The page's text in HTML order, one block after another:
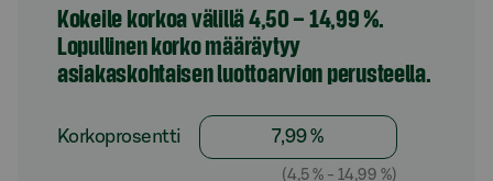
Kokeile korkoa välillä 4,50 – 14,99 %.
Lopullinen korko määräytyy
asiakaskohtaisen luottoarvion perusteella.
Korkoprosentti
(4,5 % - 14,99 %)